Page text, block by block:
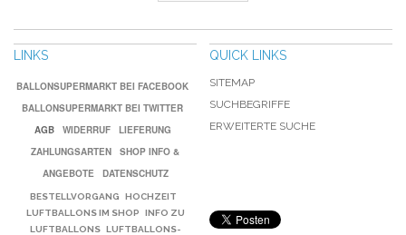
LINKS
BALLONSUPERMARKT BEI FACEBOOK
BALLONSUPERMARKT BEI TWITTER
AGB
WIDERRUF
LIEFERUNG
ZAHLUNGSARTEN
SHOP INFO &
ANGEBOTE
DATENSCHUTZ
BESTELLVORGANG
HOCHZEIT
LUFTBALLONS IM SHOP
INFO ZU
LUFTBALLONS LUFTBALLONS-
QUICK LINKS
SITEMAP
SUCHBEGRIFFE
ERWEITERTE SUCHE